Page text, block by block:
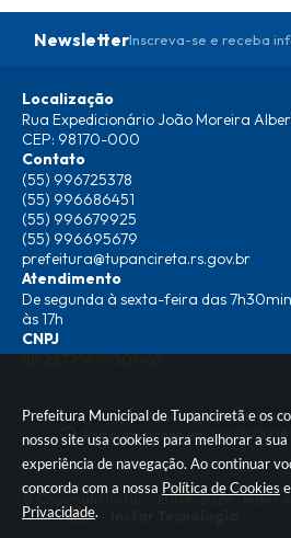
Prefeitura Municipal de Tupanciretã e os
nosso site usa cookies para melhorar a sua
experiência de navegação. Ao continuar
concorda com a nossa Política de Cookies e
Privacidade.
NewsletterInscreva-se e receba
Localização
Rua Expedicionário João Moreira
CEP: 98170-000
Contato
(55) 996725378
(55) 996686451
(55) 996679925
(55) 996695679
prefeitura@tupancireta.rs.gov.br
Atendimento
De segunda à sexta-feira das
às 17h
CNPJ
88.227.764/0001-65
Versão do Sistema: 3.5.3
Portal atualizado em:06/08/2026
© Copyright Instar - 2006-2026. Todos
reservados -